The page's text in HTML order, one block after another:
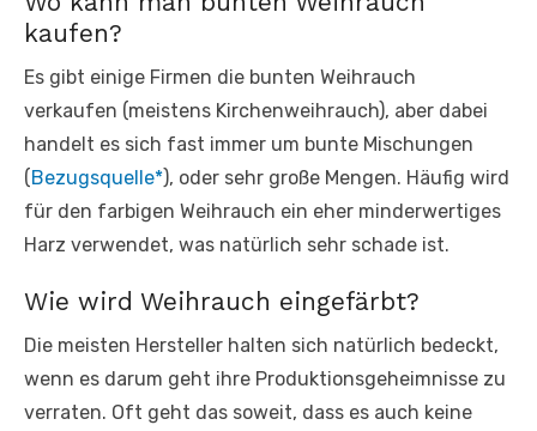
kaufen?
Es gibt einige Firmen die bunten Weihrauch
verkaufen (meistens Kirchenweihrauch), aber dabei
handelt es sich fast immer um bunte Mischungen
(Bezugsquelle*), oder sehr große Mengen. Häufig wird
für den farbigen Weihrauch ein eher minderwertiges
Harz verwendet, was natürlich sehr schade ist.
Wie wird Weihrauch eingefärbt?
Die meisten Hersteller halten sich natürlich bedeckt,
wenn es darum geht ihre Produktionsgeheimnisse zu
verraten. Oft geht das soweit, dass es auch keine